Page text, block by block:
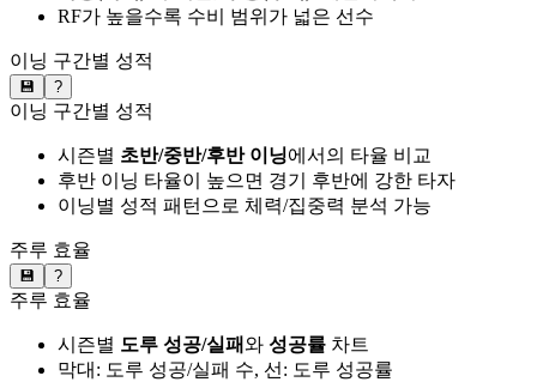
RF가 높을수록 수비 범위가 넓은 선수
이닝 구간별 성적
💾 ?
이닝 구간별 성적
시즌별 초반/중반/후반 이닝에서의 타율 비교
후반 이닝 타율이 높으면 경기 후반에 강한 타자
이닝별 성적 패턴으로 체력/집중력 분석 가능
주루 효율
💾 ?
주루 효율
시즌별 도루 성공/실패와 성공률 차트
막대: 도루 성공/실패 수, 선: 도루 성공률